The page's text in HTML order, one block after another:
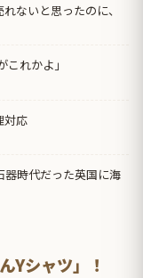
ないと思ったのに、
がこれかよ」
対応
時代だった英国に海
Yシャツ」！